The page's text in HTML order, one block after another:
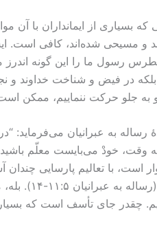
بسیاری از ایمانداران با آن
و مسیحی شده‌اند، کافی است.
رسول ما را این گونه اندرز
به جلو حرکت ننماییم، ممکن
رساله به عبرانیان
وقت، خودْ می‌بایست معلّم باشید.
است، با تعالیم پارسایی
دهند.”
چقدر جای تأسف است که